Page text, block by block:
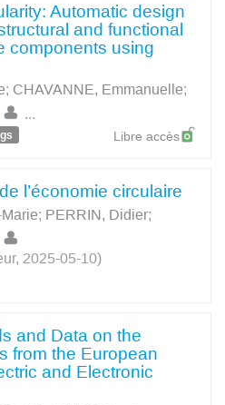
Automatic design
and functional
components using
; CHAVANNE, Emmanuelle;
...
Libre accès
l’économie circulaire
; PERRIN, Didier;
2025-05-10)
and Data on the
from the European
and Electronic